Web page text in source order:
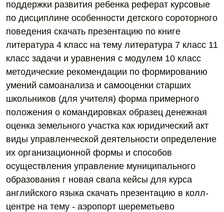
поддержки развития ребенка реферат курсовые
по дисциплине особенности детского сороторного
поведения скачать презентацию по книге
литература 4 класс на тему литература 7 класс 11
класс задачи и уравнения с модулем 10 класс
методические рекомендации по формированию
умений самоанализа и самооценки старших
школьников (для учителя) форма примерного
положения о командировках образец денежная
оценка земельного участка как юридический акт
виды управленческой деятельности определение
их организационной формы и способов
осуществления управление муниципального
образования г новая свапа кейсы для курса
английского языка скачать презентацию в колл-
центре на тему - аэропорт шереметьево